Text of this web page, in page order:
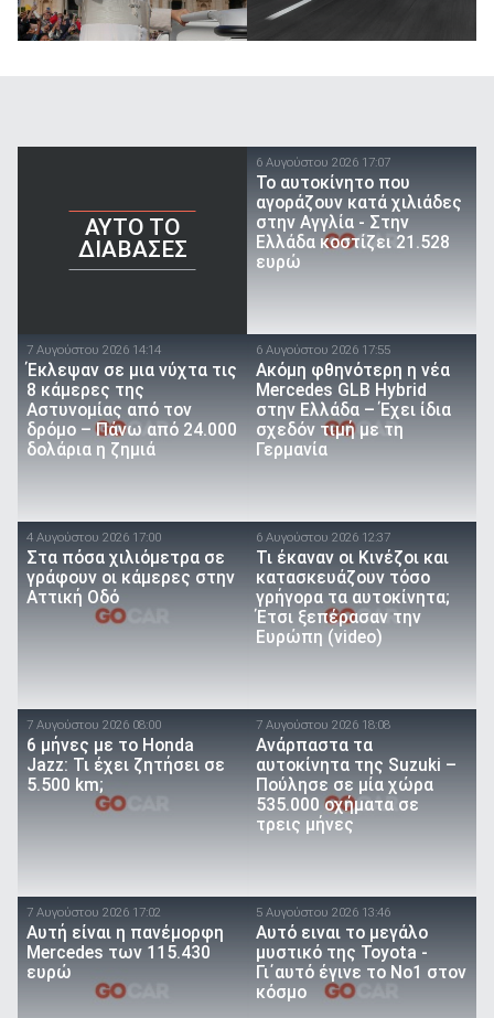
AYTO TO
ΔΙΑΒΑΣΕΣ
6 Αυγούστου 2026 17:07
To αυτοκίνητο που
αγοράζουν κατά χιλιάδες
στην Αγγλία - Στην
Ελλάδα κοστίζει 21.528
ευρώ
7 Αυγούστου 2026 14:14
Έκλεψαν σε μια νύχτα τις
8 κάμερες της
Αστυνομίας από τον
δρόμο – Πάνω από 24.000
δολάρια η ζημιά
6 Αυγούστου 2026 17:55
Ακόμη φθηνότερη η νέα
Mercedes GLB Hybrid
στην Ελλάδα – Έχει ίδια
σχεδόν τιμή με τη
Γερμανία
4 Αυγούστου 2026 17:00
Στα πόσα χιλιόμετρα σε
γράφουν οι κάμερες στην
Αττική Οδό
6 Αυγούστου 2026 12:37
Τι έκαναν οι Κινέζοι και
κατασκευάζουν τόσο
γρήγορα τα αυτοκίνητα;
Έτσι ξεπέρασαν την
Ευρώπη (video)
7 Αυγούστου 2026 08:00
6 μήνες με το Honda
Jazz: Τι έχει ζητήσει σε
5.500 km;
7 Αυγούστου 2026 18:08
Ανάρπαστα τα
αυτοκίνητα της Suzuki –
Πούλησε σε μία χώρα
535.000 οχήματα σε
τρεις μήνες
7 Αυγούστου 2026 17:02
Αυτή είναι η πανέμορφη
Mercedes των 115.430
ευρώ
5 Αυγούστου 2026 13:46
Αυτό ειναι τo μεγάλο
μυστικό της Toyota -
Γι΄αυτό έγινε το Νο1 στον
κόσμο